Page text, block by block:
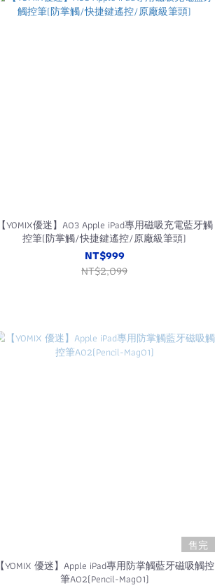
【YOMIX優迷】A03 Apple iPad專用磁吸充電藍牙觸
控筆(防掌觸/快捷鍵遙控/原廠級筆頭)
NT$999
NT$2,099
售完
【YOMIX 優迷】Apple iPad專用防掌觸藍牙磁吸觸控
筆A02(Pencil-Mag01)